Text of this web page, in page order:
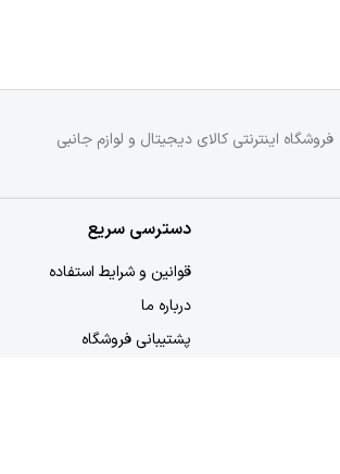
فروشگاه اینترنتی کالای دیجیتال و لوازم جانبی
دسترسی سریع
قوانین و شرایط استفاده
درباره ما
پشتیبانی فروشگاه